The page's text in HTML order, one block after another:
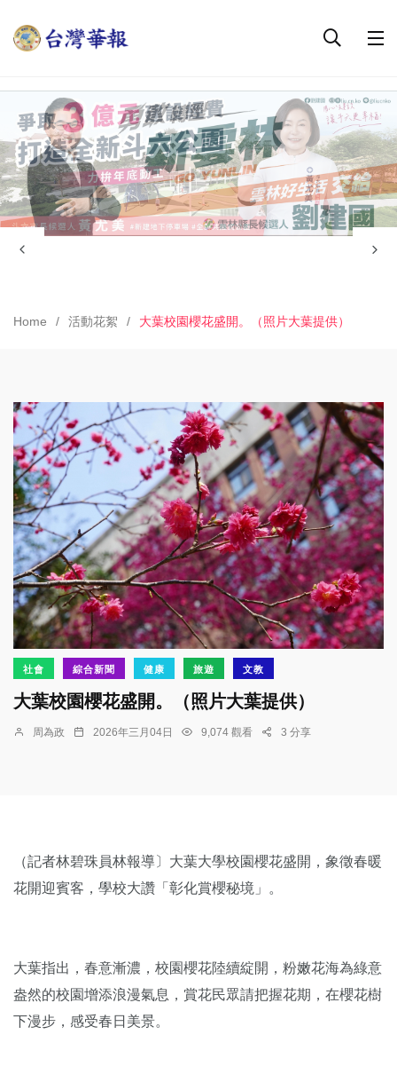
Home 活動花絮 大葉校園櫻花盛開。（照片大葉提供）
社會 綜合新聞 健康 旅遊 文教
大葉校園櫻花盛開。（照片大葉提供）
周為政 2026年三月04日 9,074 觀看 3 分享
（記者林碧珠員林報導〕大葉大學校園櫻花盛開，象徵春暖
花開迎賓客，學校大讚「彰化賞櫻秘境」。
大葉指出，春意漸濃，校園櫻花陸續綻開，粉嫩花海為綠意
盎然的校園增添浪漫氣息，賞花民眾請把握花期，在櫻花樹
下漫步，感受春日美景。